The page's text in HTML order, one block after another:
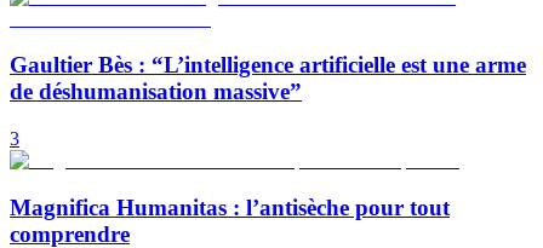
Gaultier Bès : “L’intelligence artificielle est une arme
de déshumanisation massive”
3
Magnifica Humanitas : l’antisèche pour tout
comprendre